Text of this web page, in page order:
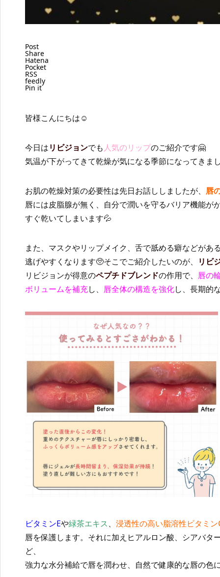
Post
Share
Hatena
Pocket
RSS
feedly
Pin it
皆様こんにちは☺️
今日はリビジョンでも 人気のリップのご紹介です🤗
気温が下がってきて乾燥が気になる季節になってきま
お肌の乾燥対策の必要性は先日お話ししましたが、 唇
唇には皮脂腺が無く、自分で潤いを守るバリア機能が
すぐ乾いてしまいます💦
また、マスクやリップメイク、舌で舐める癖などがあ
逃げやすくなります🥺そこでご紹介したいのが、
リビ
リビジョンが得意のペプチドブレンドの作用で、 唇の
ボリュームを補充し、 唇全体の構造を強化し、長期的
ビタミンEや緑茶エキス、 浸透性の高い脂溶性ビタミン
唇を保護します。それに加えヒアルロン酸、シアバタ
ど、
強力な水分補給で唇を潤わせ、自然で健康的な唇の色